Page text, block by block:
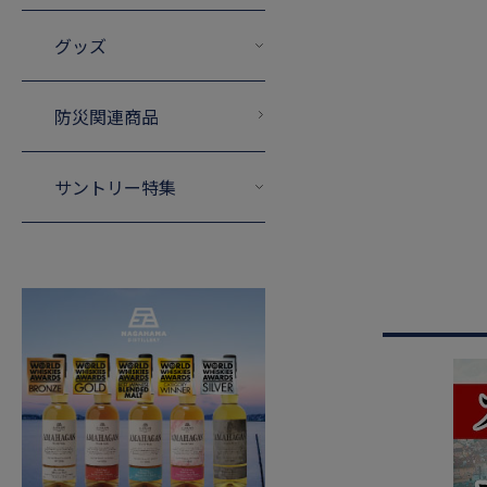
グッズ
防災関連商品
サントリー特集